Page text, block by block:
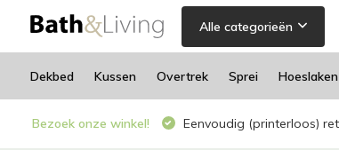
Alle categorieën
Dekbed Kussen Overtrek Sprei Hoeslaken
Bezoek onze winkel! Eenvoudig (printerloos)